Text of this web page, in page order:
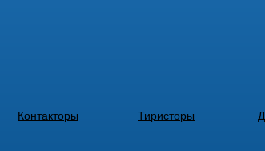
Контакторы Тиристоры